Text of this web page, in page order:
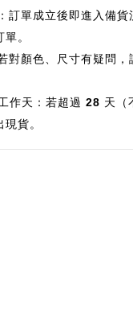
訂單成立後即進入備貨
。
對顏色、尺寸有疑問，
作天：若超過 28 天（
貨。